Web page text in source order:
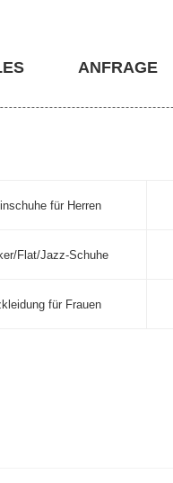
ANFRAGE
für Herren
Flat/Jazz-Schuhe
für Frauen